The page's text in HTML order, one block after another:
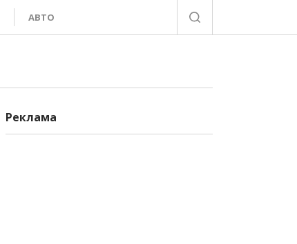
АВТО
Реклама